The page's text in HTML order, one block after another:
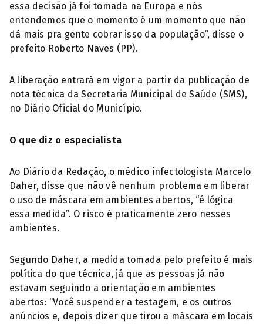
essa decisão já foi tomada na Europa e nós
entendemos que o momento é um momento que não
dá mais pra gente cobrar isso da população”, disse o
prefeito Roberto Naves (PP).
A liberação entrará em vigor a partir da publicação de
nota técnica da Secretaria Municipal de Saúde (SMS),
no Diário Oficial do Município.
O que diz o especialista
Ao Diário da Redação, o médico infectologista Marcelo
Daher, disse que não vê nenhum problema em liberar
o uso de máscara em ambientes abertos, “é lógica
essa medida”. O risco é praticamente zero nesses
ambientes.
Segundo Daher, a medida tomada pelo prefeito é mais
política do que técnica, já que as pessoas já não
estavam seguindo a orientação em ambientes
abertos: “Você suspender a testagem, e os outros
anúncios e, depois dizer que tirou a máscara em locais